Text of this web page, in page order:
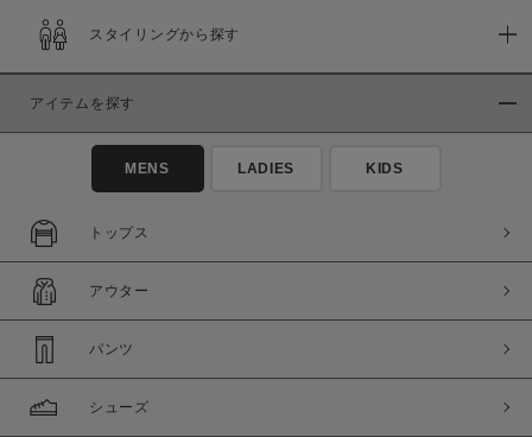
商品タイプ
通常商品
セール価格
在庫
在庫あり
スタイリングから探す
アイテムを探す
MENS LADIES KIDS
トップス
アウター
パンツ
シューズ